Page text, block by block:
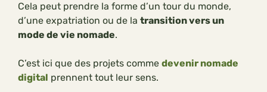
Cela peut prendre la forme d’un tour du monde,
d’une expatriation ou de la transition vers un
mode de vie nomade.
C’est ici que des projets comme devenir nomade
digital prennent tout leur sens.